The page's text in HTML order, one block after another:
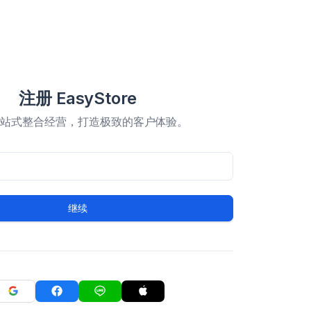
注册 EasyStore
式整合经营，打造极致的客户体验。
继续